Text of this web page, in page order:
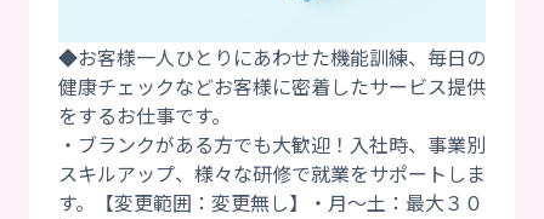
◆お客様一人ひとりにあわせた機能訓練、毎日の
健康チェックなどお客様に密着したサービス提供
をするお仕事です。
・ブランクがある方でも大歓迎！入社時、事業別
スキルアップ、様々な研修で就業をサポートしま
す。【変更範囲：変更無し】・月～土：最大３０